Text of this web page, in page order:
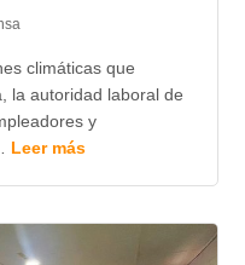
climáticas que
la autoridad laboral de
y
Leer más